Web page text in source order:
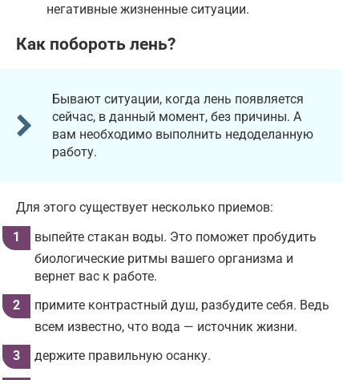
негативные жизненные ситуации.
Как побороть лень?
Бывают ситуации, когда лень появляется
сейчас, в данный момент, без причины. А
вам необходимо выполнить недоделанную
работу.
Для этого существует несколько приемов:
выпейте стакан воды. Это поможет пробудить
биологические ритмы вашего организма и
вернет вас к работе.
примите контрастный душ, разбудите себя. Ведь
всем известно, что вода — источник жизни.
держите правильную осанку.